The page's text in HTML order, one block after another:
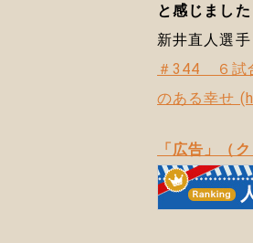
と感じました
新井直人選
＃344 ６試
のある幸せ
「広告」（